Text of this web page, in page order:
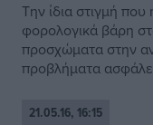
Την ίδια στιγμή
φορολογικά βάρη
προσχώματα στην
προβλήματα
21.05.16, 16:15